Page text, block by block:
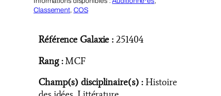
Classement, COS
Référence Galaxie : 251404
Rang :MCF
Champ(s) disciplinaire(s) : Histoire